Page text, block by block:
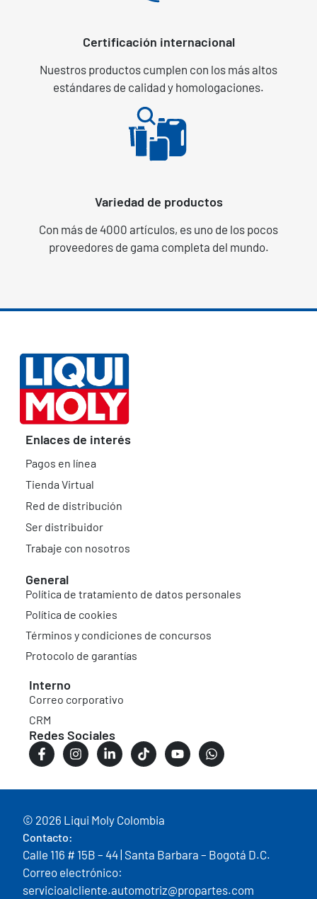
Certificación internacional
Nuestros productos cumplen con los más altos
estándares de calidad y homologaciones.
Variedad de productos
Con más de 4000 artículos, es uno de los pocos
proveedores de gama completa del mundo.
Enlaces de interés
Pagos en línea
Tienda Virtual
Red de distribución
Ser distribuidor
Trabaje con nosotros
General
Política de tratamiento de datos personales
Política de cookies
Términos y condiciones de concursos
Protocolo de garantías
Interno
Correo corporativo
CRM
Redes Sociales
© 2026 Liqui Moly Colombia
Contacto:
Calle 116 # 15B – 44 | Santa Barbara – Bogotá D.C.
Correo electrónico:
servicioalcliente.automotriz@propartes.com